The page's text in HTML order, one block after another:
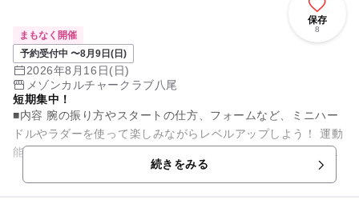
保存
8
まもなく開催
予約受付中 〜8月9日(日)
2026年8月16日(日)
メゾンカルチャークラブ八尾
短期集中！
■内容 腕の振り方やスタートの仕方、フォームなど、ミニハー
ドルやラダーを使って楽しみながらレベルアップしよう！ 運動
能力の基本を養い、走ることに自信が持てます！※教室内での
続きをみる